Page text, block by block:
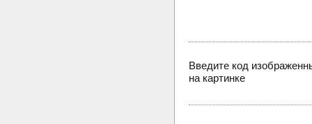
Введите код
на картинке